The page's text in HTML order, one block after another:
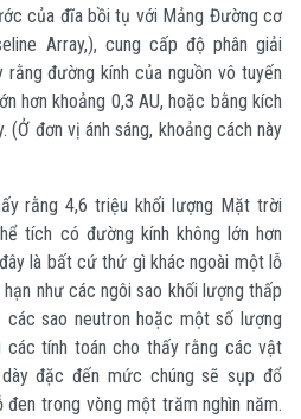
của đĩa bồi tụ với Mảng Đường cơ
Array,), cung cấp độ phân giải
đường kính của nguồn vô tuyến
hơn khoảng 0,3 AU, hoặc bằng kích
đơn vị ánh sáng, khoảng cách này
rằng 4,6 triệu khối lượng Mặt trời
tích có đường kính không lớn hơn
là bất cứ thứ gì khác ngoài một lỗ
như các ngôi sao khối lượng thấp
sao neutron hoặc một số lượng
tính toán cho thấy rằng các vật
đặc đến mức chúng sẽ sụp đổ
đen trong vòng một trăm nghìn năm.